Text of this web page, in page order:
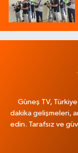
Güneş TV,
dakika gelişmeleri,
edin. Tarafsız ve